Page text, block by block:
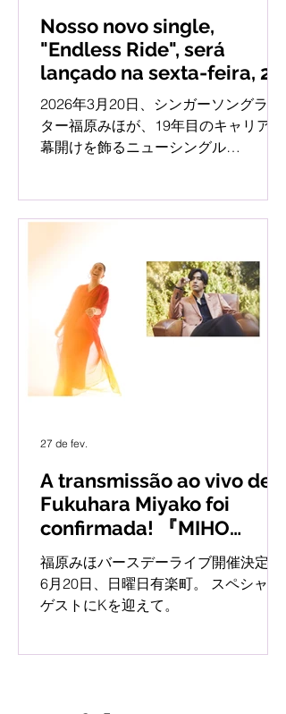
Nosso novo single,
"Endless Ride", será
lançado na sexta-feira, 20
de março! A pré-venda
começa hoje!
2026年3月20日、シンガーソングライ
ター福原みほが、19年目のキャリアの
幕開けを飾るニューシングル
中で、改めて見えてきた「普遍的な平
和の尊さ」と「個の連帯」。その静か
な、けれど力強いエネルギーが楽曲の
芯を貫いている。 特に印象的なのは、
Bridgeパートで歌われる「We’ll lift
each other, we won’t drown（お互いを
弄されるのではなく、隣にいる人の手
を離さず、共に暗闇を抜けて光を見つ
けにいこうとする、今の時代にこそ必
要な「優しき強さ」を提示している。
「立ち止まるのではなく、変化を恐れ
ずに走り続けたい」 19年目という節目
を迎え、さらに純度を増した彼女の歌
声は、終わりのない旅（Endless
A transmissão ao vivo de
Fukuhara Miyako foi
confirmada! 『MIHO
FUKUHARA 39 (Obrigada)
& Roots Journey 6 ⽽ 21 ⽽
(⽇) IʼM A SHOW (Ariaku-
福原みほバースデーライブ開催決定！
6月20日、日曜日有楽町。 スペシャル
ゲストにKを迎えて。
27 de fev.